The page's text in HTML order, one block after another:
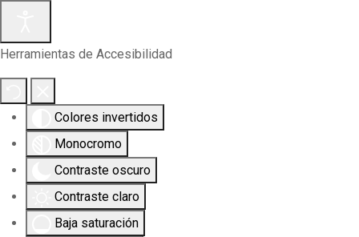
Herramientas de Accesibilidad
Colores invertidos
Monocromo
Contraste oscuro
Contraste claro
Baja saturación